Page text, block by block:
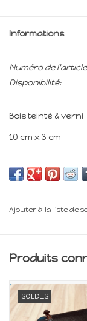
Informations
Numéro de
Disponibilité:
Bois teinté & verni
10 cm x 3 cm
Minimum 14 ans
Ajouter à la liste de
Produits
SOLDES